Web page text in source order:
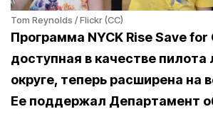
Tom Reynolds / Flickr (CC)
Программа NYCK Rise Save
доступная в качестве
округе, теперь расширена на
Ее поддержал Департамент